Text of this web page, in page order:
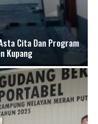
Cita Dan Program
Kupang